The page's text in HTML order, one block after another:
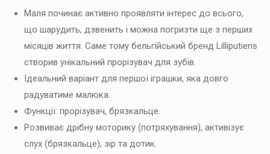
Маля починає активно проявляти інтерес до всього,
що шарудить, дзвенить і можна погризти ще з перших
місяців життя. Саме тому бельгійський бренд Lilliputiens
створив унікальний прорізувач для зубів.
Ідеальний варіант для першої іграшки, яка довго
радуватиме малюка.
Функції: прорізувач, брязкальце.
Розвиває дрібну моторику (потряхування), активізує
слух (брязкальце), зір та дотик.